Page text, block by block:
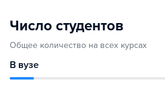
Число студентов
Общее количество на всех курсах
В вузе